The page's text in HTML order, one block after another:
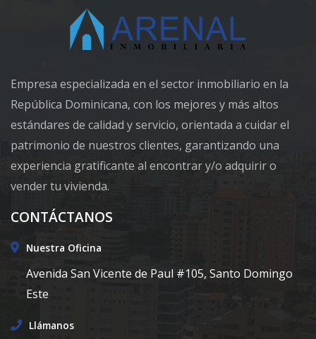
Empresa especializada en el sector inmobiliario en la
República Dominicana, con los mejores y más altos
estándares de calidad y servicio, orientada a cuidar el
patrimonio de nuestros clientes, garantizando una
experiencia gratificante al encontrar y/o adquirir o
vender tu vivienda.
CONTÁCTANOS
Nuestra Oficina
Avenida San Vicente de Paul #105, Santo Domingo
Este
Llámanos